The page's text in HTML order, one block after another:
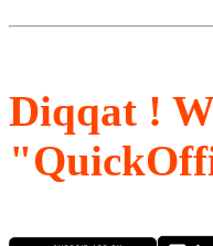
Diqqat !